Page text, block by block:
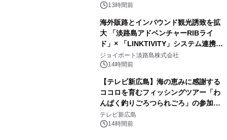
メニューが展開されます
13時間前
海外販路とインバウンド観光誘致を拡
大 「淡路島アドベンチャーRIBライ
ド」× 「LINKTIVITY」システム連携を
開始！
ジョイポート淡路島株式会社
14時間前
【テレビ新広島】海の恵みに感謝する
ココロを育むフィッシングツアー「わ
んぱく釣りごろつられごろ」の参加小
学生を募集
テレビ新広島
14時間前